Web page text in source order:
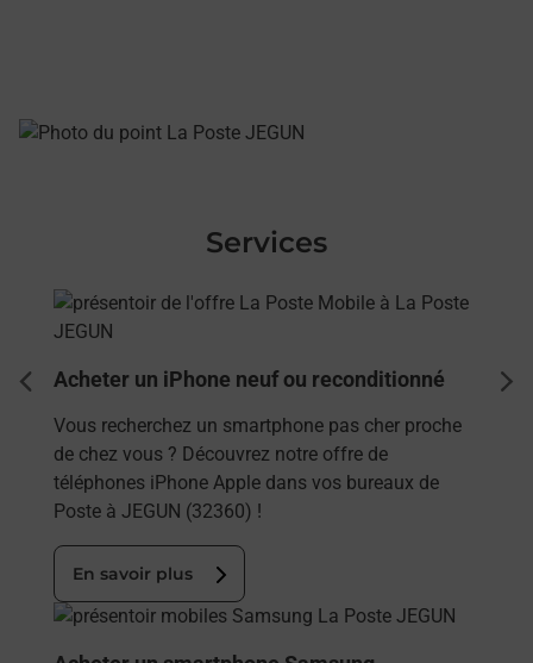
Services
En savoir plus
Acheter un iPhone neuf ou reconditionné
Vous recherchez un smartphone pas cher proche
de chez vous ? Découvrez notre offre de
téléphones iPhone Apple dans vos bureaux de
Poste à JEGUN (32360) !
En savoir plus
En savoir plus